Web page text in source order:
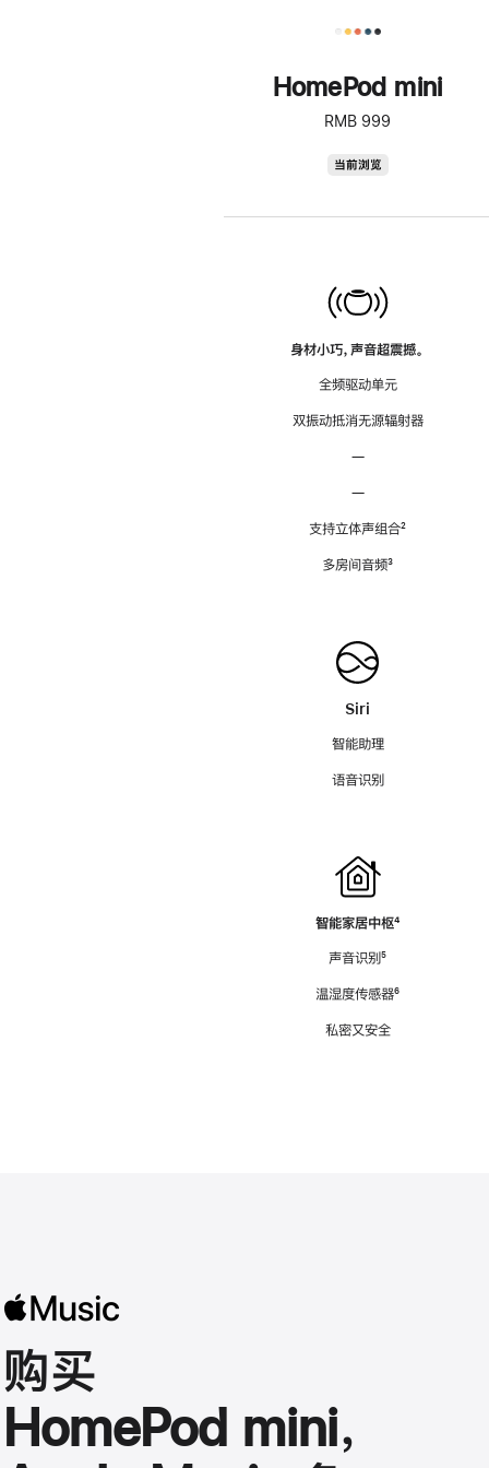
HomePod mini
RMB 999
当前浏览
身材小巧，声音超震撼。
全频驱动单元
双振动抵消无源辐射器
—
—
支持立体声组合脚
²
多房间音频脚
³
Siri
智能助理
语音识别
智能家居中枢脚
⁴
声音识别脚
⁵
温湿度传感器脚
⁶
私密又安全
购买
HomePod mini，